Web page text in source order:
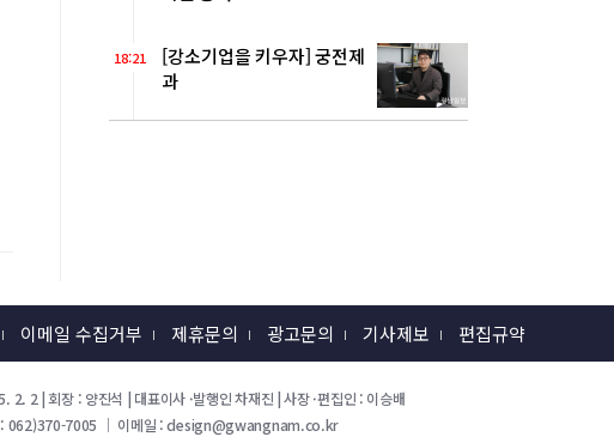
18:21
[강소기업을 키우자] 궁전제
과
이메일 수집거부 제휴문의 광고문의 기사제보 편집규약
2 | 회장 : 양진석 | 대표이사 ·발행인 차재진 | 사장 ·편집인 : 이승배
: 062)370-7005 ｜ 이메일 : design@gwangnam.co.kr